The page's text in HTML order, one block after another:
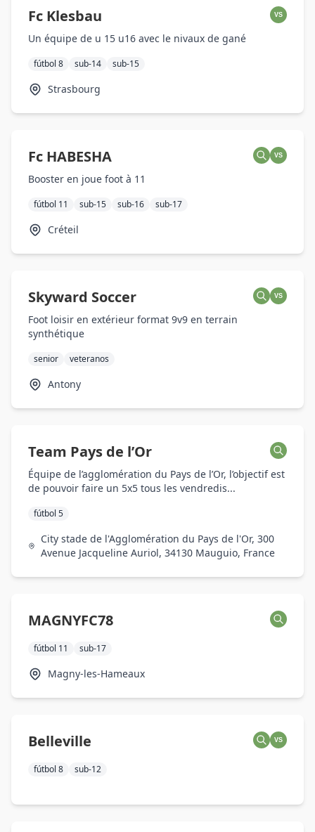
Fc Klesbau VS
Un équipe de u 15 u16 avec le nivaux de gané
fútbol 8 sub-14 sub-15
Strasbourg
Fc HABESHA VS
Booster en joue foot à 11
fútbol 11 sub-15 sub-16 sub-17
Créteil
Skyward Soccer VS
Foot loisir en extérieur format 9v9 en terrain
synthétique
senior veteranos
Antony
Team Pays de l’Or
Équipe de l’agglomération du Pays de l’Or, l’objectif est
de pouvoir faire un 5x5 tous les vendredis...
fútbol 5
City stade de l'Agglomération du Pays de l'Or, 300
Avenue Jacqueline Auriol, 34130 Mauguio, France
MAGNYFC78
fútbol 11 sub-17
Magny-les-Hameaux
Belleville VS
fútbol 8 sub-12